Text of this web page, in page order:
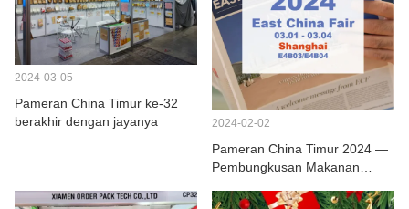
2024-03-05
Pameran China Timur ke-32
berakhir dengan jayanya
2024-02-02
Pameran China Timur 2024 —
Pembungkusan Makanan